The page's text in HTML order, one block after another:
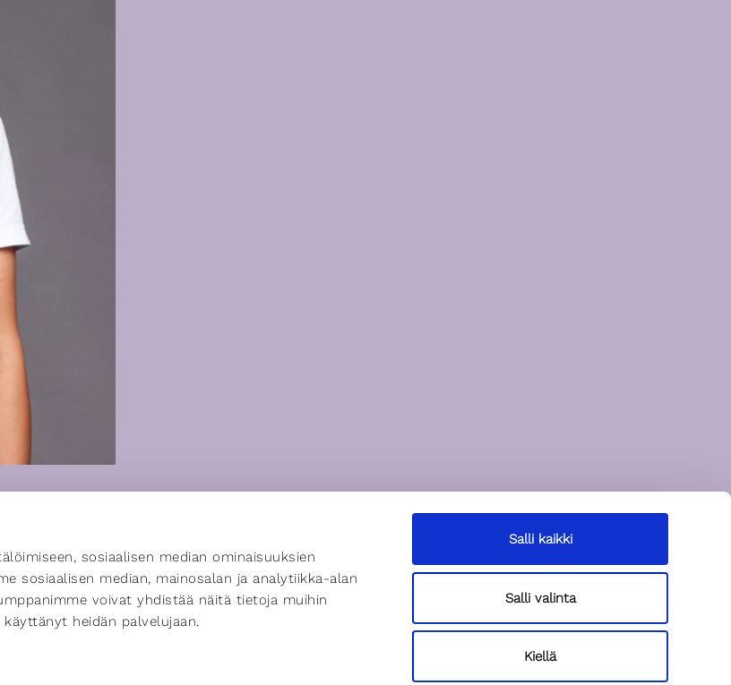
sosiaalisen median ominaisuuksien
sosiaalisen median, mainosalan ja analytiikka-alan
voivat yhdistää näitä tietoja muihin
heidän palvelujaan.
Salli kaikki
Salli valinta
Kiellä